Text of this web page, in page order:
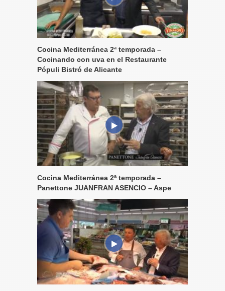
Cocina Mediterránea 2ª temporada –
Cocinando con uva en el Restaurante
Pópuli Bistró de Alicante
Cocina Mediterránea 2ª temporada –
Panettone JUANFRAN ASENCIO – Aspe